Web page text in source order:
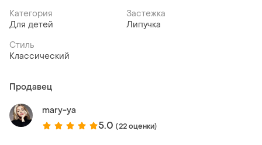
Категория
Для детей
Застежка
Липучка
Стиль
Классический
Продавец
mary-ya
5.0 (22 оценки)